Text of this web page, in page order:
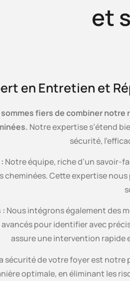
et
en Entretien et
fiers de combiner
Notre expertise s’étend
sécurité,
Notre équipe, riche d’un savoir-
cheminées. Cette expertise
: Nous intégrons également des
pour identifier avec
assure une intervention rapide
sécurité de votre foyer est
optimale, en éliminant les